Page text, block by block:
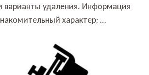
варианты удаления. Информация
характер; …